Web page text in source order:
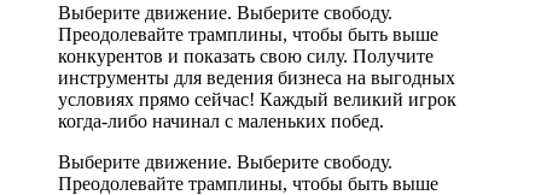
Выберите движение. Выберите свободу.
Преодолевайте трамплины, чтобы быть выше
конкурентов и показать свою силу. Получите
инструменты для ведения бизнеса на выгодных
условиях прямо сейчас! Каждый великий игрок
когда-либо начинал с маленьких побед.
Выберите движение. Выберите свободу.
Преодолевайте трамплины, чтобы быть выше